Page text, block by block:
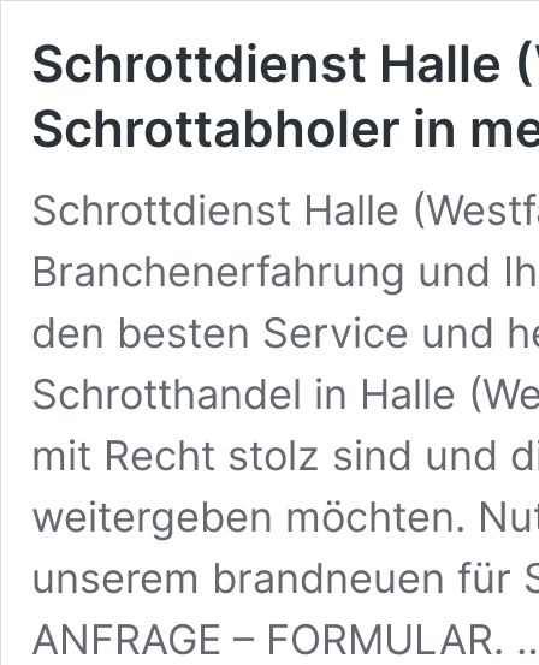
Schrottdienst Halle
Schrottabholer in
Schrottdienst Halle
Branchenerfahrung und
den besten Service und
Schrotthandel in Halle
mit Recht stolz sind und
weitergeben möchten.
unserem brandneuen für
ANFRAGE – FORMULAR.